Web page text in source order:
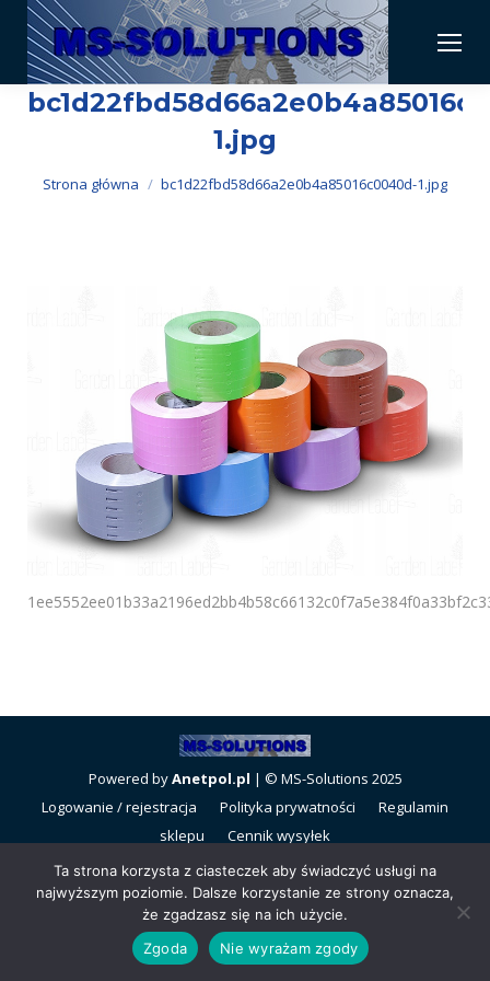
1.jpg
Jesteś tutaj:
Strona główna bc1d22fbd58d66a2e0b4a85016c0040d-1.jpg
Powered byAnetpol.pl | © MS-Solutions 2025
Logowanie / rejestracja
Polityka prywatności
Regulamin
sklepu
Cennik wysyłek
Ta strona korzysta z ciasteczek aby świadczyć usługi na
najwyższym poziomie. Dalsze korzystanie ze strony oznacza,
że zgadzasz się na ich użycie.
Zgoda
Nie wyrażam zgody